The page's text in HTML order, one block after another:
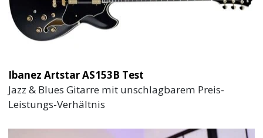
Ibanez Artstar AS153B Test
Jazz & Blues Gitarre mit unschlagbarem Preis-
Leistungs-Verhältnis